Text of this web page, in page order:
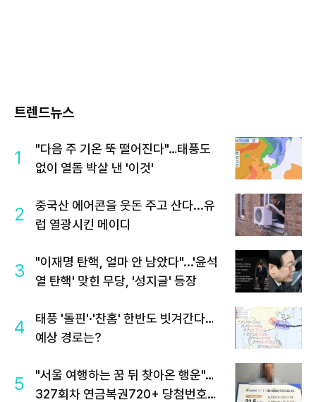
트렌드뉴스
1
"다음 주 기온 뚝 떨어진다"…태풍도
없이 열돔 박살 낸 '이것'
2
중국산 에어콘을 웃돈 주고 산다...유
럽 열광시킨 메이디
3
"이재명 탄핵, 얼마 안 남았다"...'윤석
열 탄핵' 맞힌 무당, '성지글' 등장
4
태풍 '돌핀'·'찬홈' 한반도 빗겨간다…
예상 경로는?
5
"서울 여행하는 꿈 뒤 찾아온 행운"…
327회차 연금복권720+ 당첨번호조